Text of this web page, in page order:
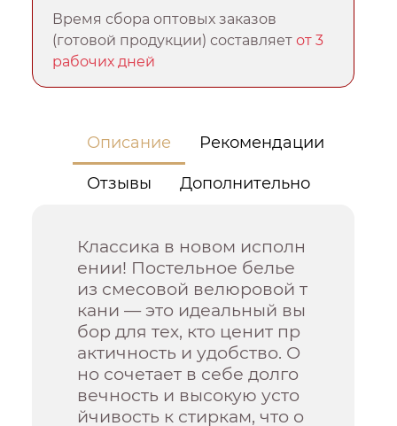
Время сбора оптовых заказов
(готовой продукции) составляетот 3
рабочих дней
Описание Рекомендации
Отзывы Дополнительно
Классика в новом исполн
ении! Постельное белье
из смесовой велюровой т
кани — это идеальный вы
бор для тех, кто ценит пр
актичность и удобство. О
но сочетает в себе долго
вечность и высокую усто
йчивость к стиркам, что о